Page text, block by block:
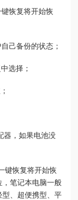
恢复将开始恢
己备份的状态；
选择；
器，如果电池没
键恢复将开始恢
笔记本电脑一般
、超便携型、平